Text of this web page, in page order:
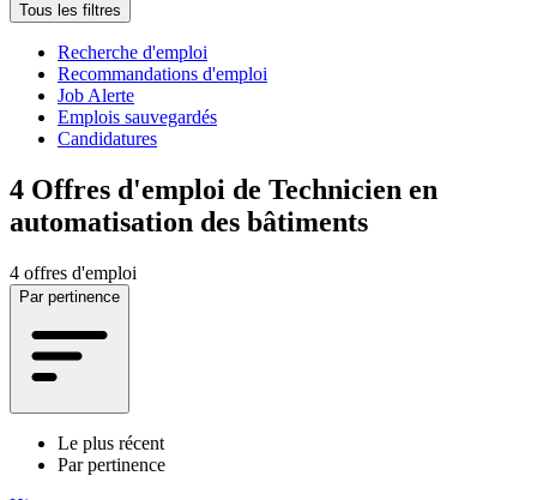
Tous les filtres
Recherche d'emploi
Recommandations d'emploi
Job Alerte
Emplois sauvegardés
Candidatures
4 Offres d'emploi de Technicien en
automatisation des bâtiments
4 offres d'emploi
Par pertinence
Le plus récent
Par pertinence